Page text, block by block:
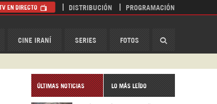
CINE IRANÍ SERIES FOTOS
TV EN DIRECTO DISTRIBUCIÓN PROGRAMACIÓN
ÚLTIMAS NOTICIAS LO MÁS LEÍDO